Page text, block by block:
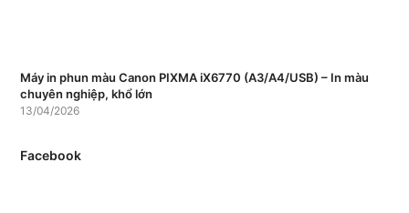
Máy in phun màu Canon PIXMA iX6770 (A3/A4/USB) – In màu
chuyên nghiệp, khổ lớn
13/04/2026
Facebook